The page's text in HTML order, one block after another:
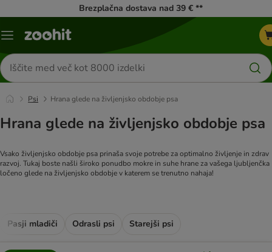
Brezplačna dostava nad 39 € **
Meni
Iskanje
izdelkov
Psi Hrana glede na življenjsko obdobje psa
Hrana glede na življenjsko obdobje psa
Vsako življenjsko obdobje psa prinaša svoje potrebe za optimalno življenje in zdrav
razvoj. Tukaj boste našli široko ponudbo mokre in suhe hrane za vašega ljubljenčka
ločeno glede na življenjsko obdobje v katerem se trenutno nahaja!
Pasji mladiči Odrasli psi Starejši psi